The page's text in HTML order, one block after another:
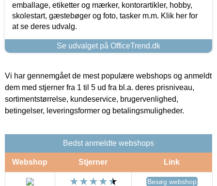
emballage, etiketter og mærker, kontorartikler, hobby,
skolestart, gæstebøger og foto, tasker m.m. Klik her for
at se deres udvalg.
Se udvalget på OfficeTrend.dk
Vi har gennemgået de mest populære webshops og anmeldt
dem med stjerner fra 1 til 5 ud fra bl.a. deres prisniveau,
sortimentstørrelse, kundeservice, brugervenlighed,
betingelser, leveringsformer og betalingsmuligheder.
Bedst anmeldte webshops
Webshop Stjerner Link
Besøg webshop